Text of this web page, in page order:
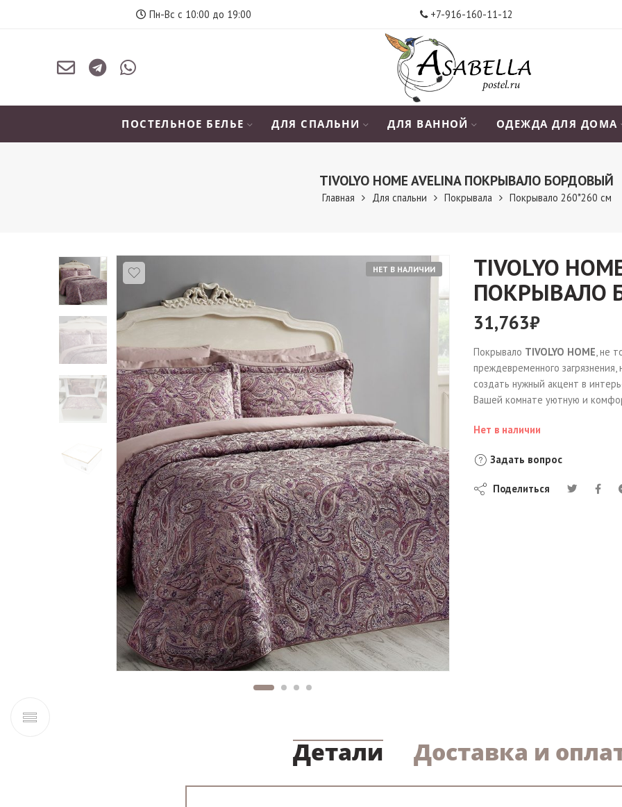
Пн-Вс с 10:00 до 19:00 +7-916-160-11-12
ПОСТЕЛЬНОЕ БЕЛЬЕ ДЛЯ СПАЛЬНИ ДЛЯ ВАННОЙ ОДЕЖДА ДЛЯ ДОМА
TIVOLYO HOME AVELINA ПОКРЫВАЛО БОРДОВЫЙ
Главная Для спальни Покрывала Покрывало 260*260 см
НЕТ В НАЛИЧИИ
TIVOLYO
ПОКРЫВАЛО
31,763₽
Покрывало TIVOLYO HOME, не
преждевременного
создать нужный акцент в
Вашей комнате уютную и
Нет в наличии
Задать вопрос
Поделиться
Детали Доставка и